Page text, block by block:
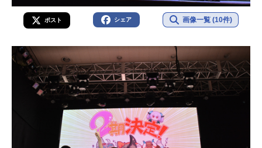
ポスト シェア 画像一覧 (10件)